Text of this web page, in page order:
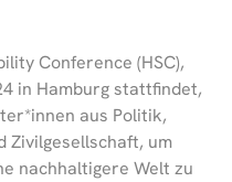
Conference (HSC),
in Hamburg stattfindet,
aus Politik,
Zivilgesellschaft, um
nachhaltigere Welt zu